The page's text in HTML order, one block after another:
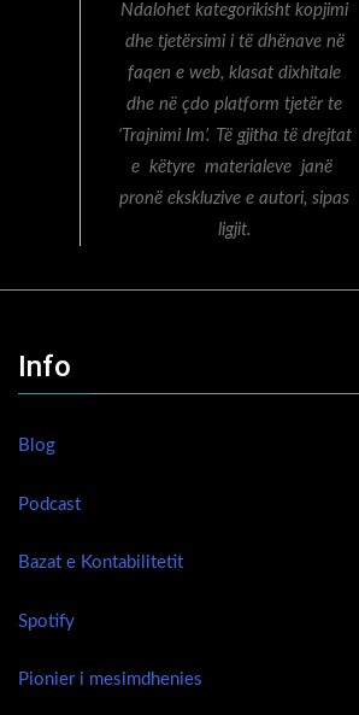
Ndalohet kategorikisht kopjimi
dhe tjetërsimi i të dhënave në
faqen e web, klasat dixhitale
dhe në çdo platform tjetër te
‘Trajnimi Im’. Të gjitha të drejtat
e këtyre materialeve janë
pronë ekskluzive e autori, sipas
ligjit.
Info
Blog
Podcast
Bazat e Kontabilitetit
Spotify
Pionier i mesimdhenies